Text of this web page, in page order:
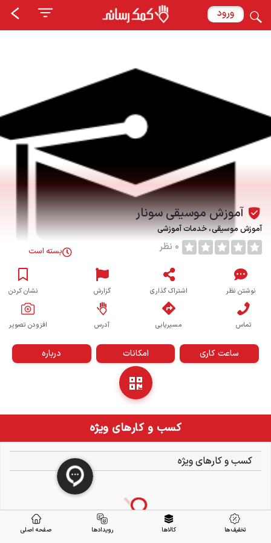
ورود
آموزش موسیقی سونار
آموزش موسیقی خدمات آموزشی
0 نظر بسته است
نوشتن نظر اشتراک گذاری گزارش نشان کردن
تماس مسیریابی آدرس افزودن تصویر
ساعت کاری امکانات درباره
کسب و کارهای ویژه
کسب و کارهای ویژه
تخفیف ها کالاها رویدادها صفحه اصلی